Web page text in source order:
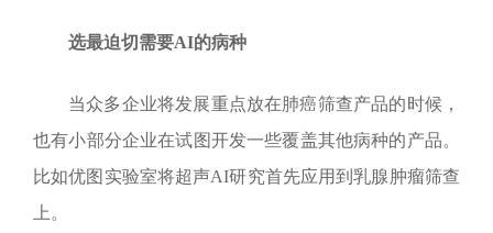
选最迫切需要AI的病种
当众多企业将发展重点放在肺癌筛查产品的时候，
也有小部分企业在试图开发一些覆盖其他病种的产品。
比如优图实验室将超声AI研究首先应用到乳腺肿瘤筛查
上。